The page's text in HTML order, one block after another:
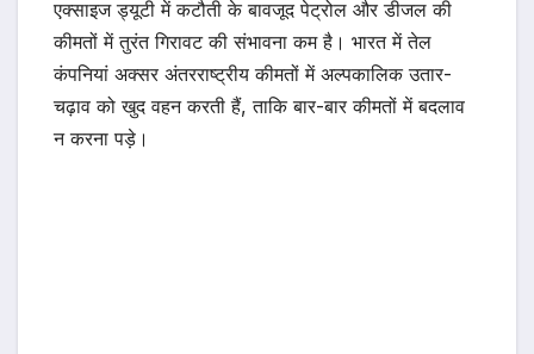
एक्साइज ड्यूटी में कटौती के बावजूद पेट्रोल और डीजल की
कीमतों में तुरंत गिरावट की संभावना कम है। भारत में तेल
कंपनियां अक्सर अंतरराष्ट्रीय कीमतों में अल्पकालिक उतार-
चढ़ाव को खुद वहन करती हैं, ताकि बार-बार कीमतों में बदलाव
न करना पड़े।